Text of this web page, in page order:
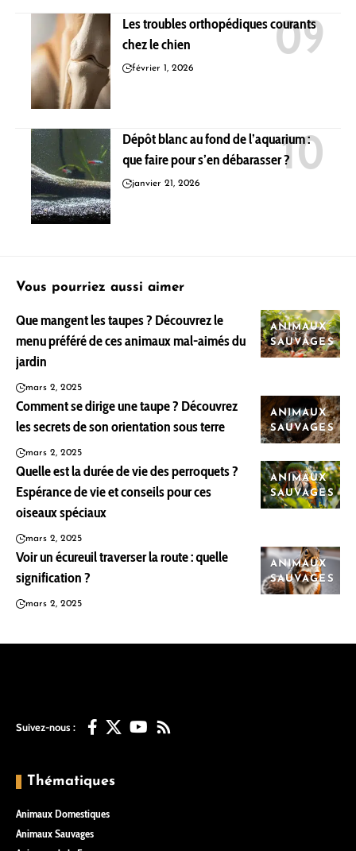
Les troubles orthopédiques courants
chez le chien
février 1, 2026
Dépôt blanc au fond de l’aquarium :
que faire pour s’en débarasser ?
janvier 21, 2026
Vous pourriez aussi aimer
ANIMAUX
SAUVAGES
Que mangent les taupes ? Découvrez le
menu préféré de ces animaux mal-aimés du
jardin
mars 2, 2025
ANIMAUX
SAUVAGES
Comment se dirige une taupe ? Découvrez
les secrets de son orientation sous terre
mars 2, 2025
ANIMAUX
SAUVAGES
Quelle est la durée de vie des perroquets ?
Espérance de vie et conseils pour ces
oiseaux spéciaux
mars 2, 2025
ANIMAUX
SAUVAGES
Voir un écureuil traverser la route : quelle
signification ?
mars 2, 2025
Suivez-nous :
Thématiques
Animaux Domestiques
Animaux Sauvages